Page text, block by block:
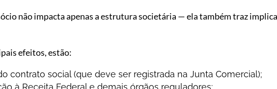
não impacta apenas a estrutura societária — ela também traz
efeitos, estão:
contrato social (que deve ser registrada na Junta Comercial);
à Receita Federal e demais órgãos reguladores;